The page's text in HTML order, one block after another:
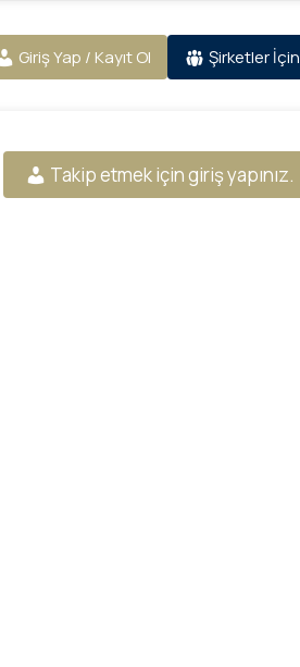
Giriş Yap / Kayıt Ol Şirketler İçin
Takip etmek için giriş yapınız.